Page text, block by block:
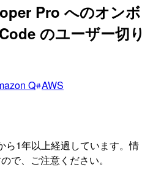
Pro へのオンボ
のユーザー切り
Q AWS
ら1年以上経過しています。情
で、ご注意ください。